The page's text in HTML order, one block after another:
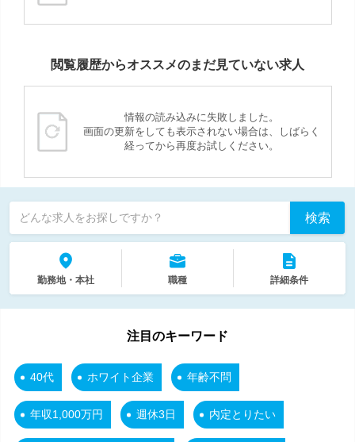
閲覧履歴からオススメのまだ見ていない求人
情報の読み込みに失敗しました。
画面の更新をしても表示されない場合は、しばらく
経ってから再度お試しください。
どんな求人をお探しですか？ 検索
勤務地・本社 職種 詳細条件
注目のキーワード
40代 ホワイト企業 年齢不問
年収1,000万円 週休3日 内定とりたい